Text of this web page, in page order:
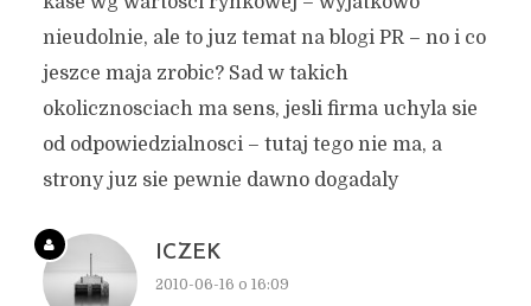
nieudolnie, ale to juz temat na blogi PR – no i co
jeszce maja zrobic? Sad w takich
okolicznosciach ma sens, jesli firma uchyla sie
od odpowiedzialnosci – tutaj tego nie ma, a
strony juz sie pewnie dawno dogadaly
ICZEK
2010-06-16 o 16:09